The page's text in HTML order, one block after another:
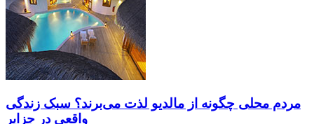
مردم محلی چگونه از مالدیو لذت می‌برند؟ سبک زندگی
واقعی در جزایر